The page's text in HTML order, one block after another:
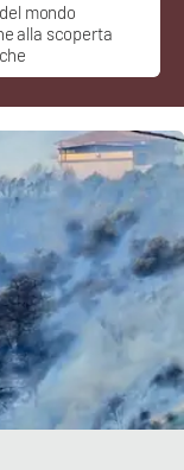
mondo
alla scoperta